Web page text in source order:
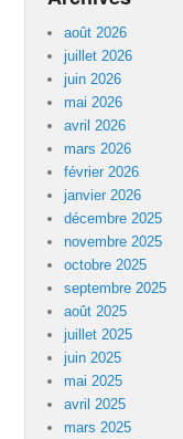
août 2026
juillet 2026
juin 2026
mai 2026
avril 2026
mars 2026
février 2026
janvier 2026
décembre 2025
novembre 2025
octobre 2025
septembre 2025
août 2025
juillet 2025
juin 2025
mai 2025
avril 2025
mars 2025